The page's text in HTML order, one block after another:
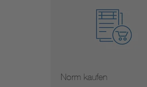
Norm kaufen